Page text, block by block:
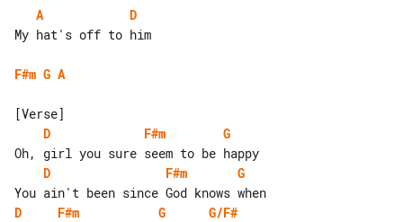
A
D
My hat's off to him
F#m G A
D
F#m
G
D
F#m
G
D
F#m G
G/F#